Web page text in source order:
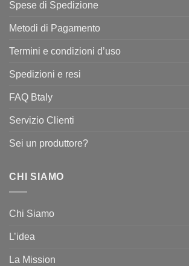
Spese di Spedizione
Metodi di Pagamento
Termini e condizioni d’uso
Spedizioni e resi
FAQ Btaly
Servizio Clienti
Sei un produttore?
CHI SIAMO
Chi Siamo
L’idea
La Mission